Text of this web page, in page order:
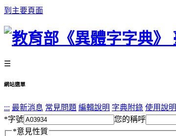
到主要頁面
☰
網站選單
::: 最新消息 常見問題 編輯說明 字典附錄 使用說明
*字號 您的稱呼
*意見性質